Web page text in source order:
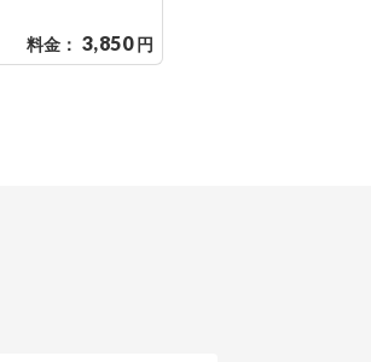
料金： 3,850 円